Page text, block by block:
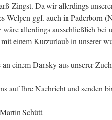
Zingst. Da wir allerdings
Welpen ggf. auch in Paderborn
wäre allerdings ausschließlich
einem Kurzurlaub in unserer
an einem Dansky aus unserer
auf Ihre Nachricht und senden
Schütt